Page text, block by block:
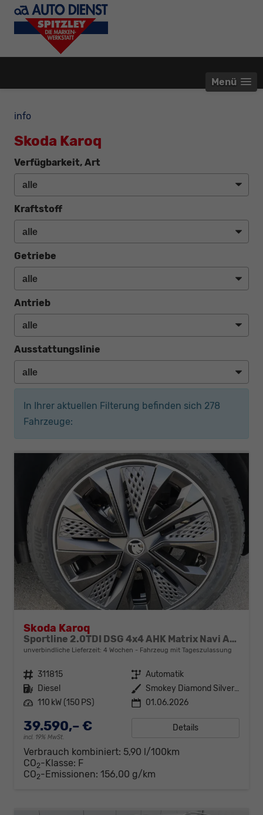
Menü
info
Skoda Karoq
Verfügbarkeit, Art
Kraftstoff
Getriebe
Antrieb
Ausstattungslinie
In Ihrer aktuellen Filterung befinden sich 278
Fahrzeuge:
Skoda Karoq
Sportline 2.0TDI DSG 4x4 AHK Matrix Navi ACC
unverbindliche Lieferzeit: 4 Wochen Fahrzeug mit Tageszulassung
Fahrzeugnr. 311815 Getriebe Automatik
Kraftstoff Diesel Außenfarbe
Smokey Diamond Silver Metallic
Leistung 110 kW (150 PS) 01.06.2026
39.590,– €
incl. 19% MwSt.
Details
Verbrauch kombiniert: 5,90 l/100km
CO2-Klasse: F
CO2-Emissionen: 156,00 g/km